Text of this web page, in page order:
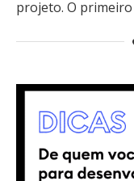
projeto. O